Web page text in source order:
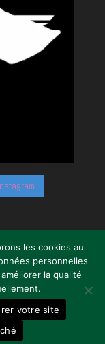
(thanks
les cookies au
personnelles
la qualité
votre site